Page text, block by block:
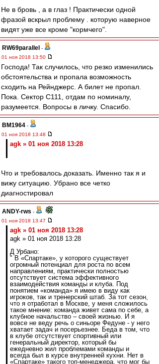
Не в бровь , а в глаз ! Практически одной
фразой вскрыл проблему . которую наверное
видят уже все кроме "кормчего".
RW69parallel -
01 ноя 2018 13:50
Господа! Так случилось, что резко изменились
обстоятельства и пропала возможность
сходить на Рейнджерс. А билет не пропал.
Пока. Сектор С111, отдам по номиналу,
разумеется. Вопросы в личку. Спасибо.
BM1964 -
01 ноя 2018 13:48
agk » 01 ноя 2018 13:28
Что и требовалось доказать. Именно так я и
вижу ситуацию. Убрано все четко
диагностировал
ANDY-rws -
01 ноя 2018 13:47
agk » 01 ноя 2018 13:28
agk » 01 ноя 2018 13:28
Д Урбано:
" В «Спартаке», у которого существует
огромный потенциал для роста по всем
направлениям, практически полностью
отсутствует система эффективного
взаимодействия команды и клуба. Под
понятием «команда» я имею в виду как
игроков, так и тренерский штаб. За тот сезон,
что я отработал в Москве, у меня сложилось
такое мнение: команда живет сама по себе, а
клубное начальство – своей жизнью. И я
вовсе не веду речь о синьоре Федуне - у него
хватает задач и посерьезнее. Беда в том, что
в клубе отсутствует спортивный или
генеральный директор, который бы
ежедневно жил проблемами команды и
всегда был в курсе внутренней кухни. Нет в
«Спартаке» такого топ-менеджера, что мог бы